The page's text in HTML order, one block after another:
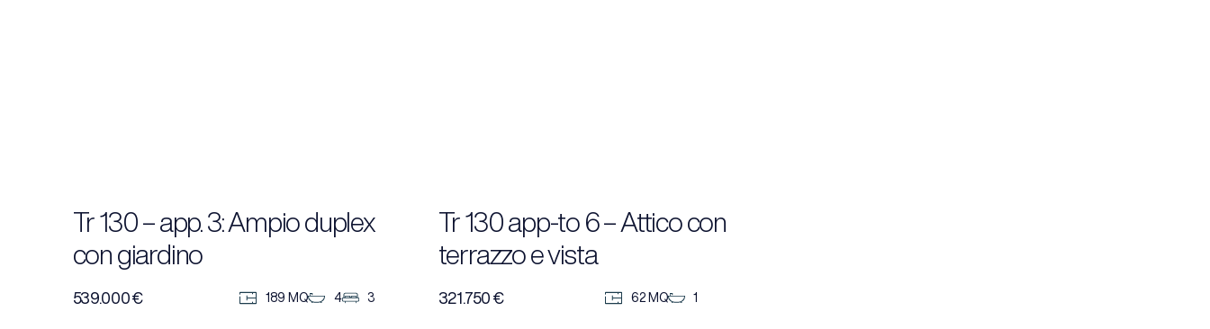
Tr 130 – app. 3: Ampio duplex
con giardino
539.000 € 189 MQ 4 3
Tr 130 app-to 6 – Attico con
terrazzo e vista
321.750 € 62 MQ 1